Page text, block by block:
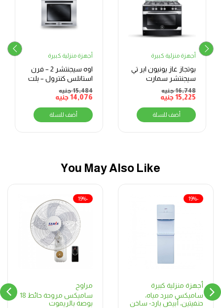
أجهزة منزلية كبيرة
بوتجاز غاز يونيون اير تي
سيجنتشر سمارت
أسود
16,748جنيه
15,225جنيه
أضف للسلة
أجهزة منزلية كبيرة
اوه سيجنتشر 2 – فرن
استانلس كنترول – بلت
ان – فرن بشواية – غاز
– 70 لتر –
BO66G119CSFOSAL
15,484جنيه
14,076جنيه
أضف للسلة
You May Also Like
أجهزة منزلية كبيرة
ساميكس مبرد مياه،
حنفيتين، أبيض بارد- ساخن
-19%
مراوح
ساميكس مروحة حائط 18
بوصة بالريموت
-19%